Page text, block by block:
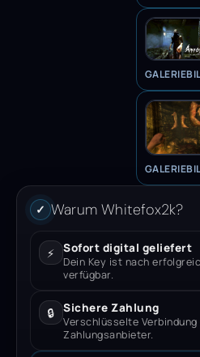
✓ Warum Whitefox2k?
⚡ Sofort digital geliefert
Dein Key ist nach
verfügbar.
🔒 Sichere Zahlung
Verschlüsselte
Zahlungsanbieter.